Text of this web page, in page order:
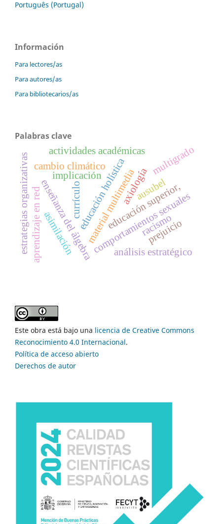
Português (Portugal)
Información
Para lectores/as
Para autores/as
Para bibliotecarios/as
Palabras clave
currículo
implicación axiología
material multimedia
enseñanza del álgebracomportamientos sexuales
educación holística
análisis estratégico
actividades académicas
educación superior,
aprendizaje en red
estrategias organizativas asimilación racismo
prejuicio
ausubel
cambio climático multigrado
Este obra está bajo una licencia de Creative Commons
Reconocimiento 4.0 Internacional.
Política de acceso abierto
Derechos de autor